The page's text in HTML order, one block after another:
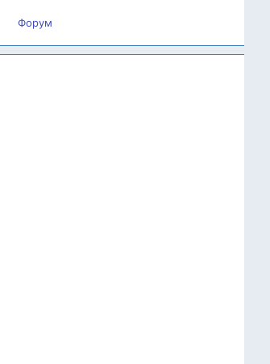
Форум